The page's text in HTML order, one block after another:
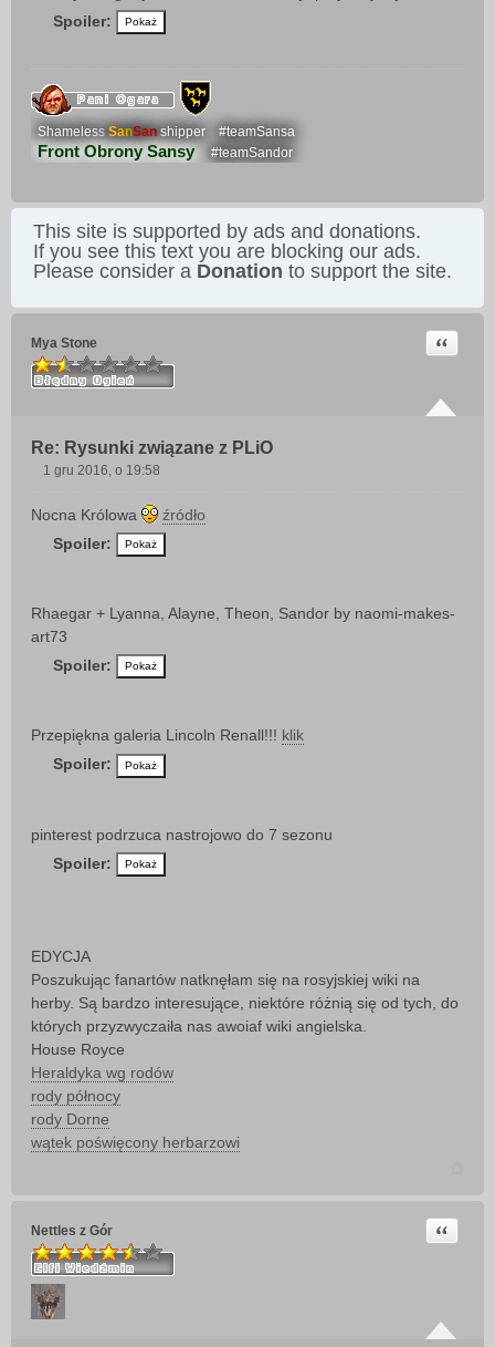
Spoiler:
Shameless SanSan shipper #teamSansa
Front Obrony Sansy #teamSandor
This site is supported by ads and donations.
If you see this text you are blocking our ads.
Please consider a Donation to support the site.
Mya Stone
Re: Rysunki związane z PLiO
Cytuj
s
1 gru 2016, o 19:58
Nocna Królowa
źródło
Spoiler:
Rhaegar + Lyanna, Alayne, Theon, Sandor by naomi-makes-
art73
Spoiler:
Przepiękna galeria Lincoln Renall!!! klik
Spoiler:
pinterest podrzuca nastrojowo do 7 sezonu
Spoiler:
EDYCJA
Poszukując fanartów natknęłam się na rosyjskiej wiki na
herby. Są bardzo interesujące, niektóre różnią się od tych, do
których przyzwyczaiła nas awoiaf wiki angielska.
House Royce
Heraldyka wg rodów
rody północy
rody Dorne
wątek poświęcony herbarzowi
Nettles z Gór Cytuj